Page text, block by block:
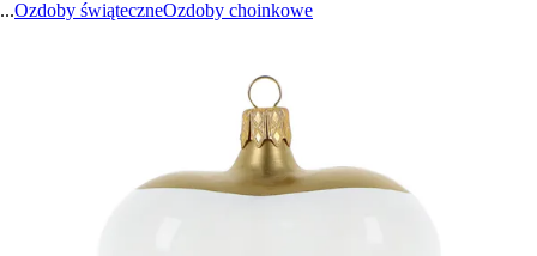
...Ozdoby świąteczneOzdoby choinkowe